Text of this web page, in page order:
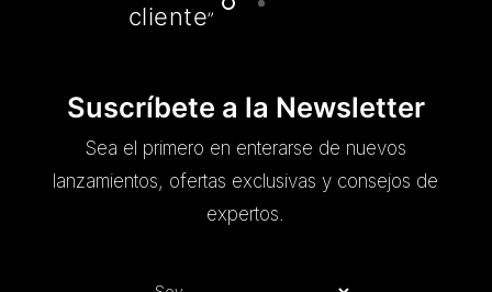
cliente”
Suscríbete a la Newsletter
Sea el primero en enterarse de nuevos
lanzamientos, ofertas exclusivas y consejos de
expertos.